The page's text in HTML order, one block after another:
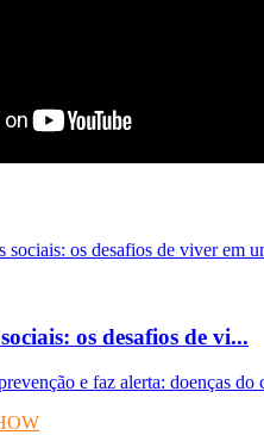
os desafios de vi...